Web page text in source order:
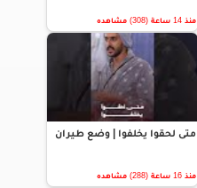
منذ 14 ساعة (308) مشاهده
متى لحقوا يخلفوا | وضع طيران
منذ 16 ساعة (288) مشاهده